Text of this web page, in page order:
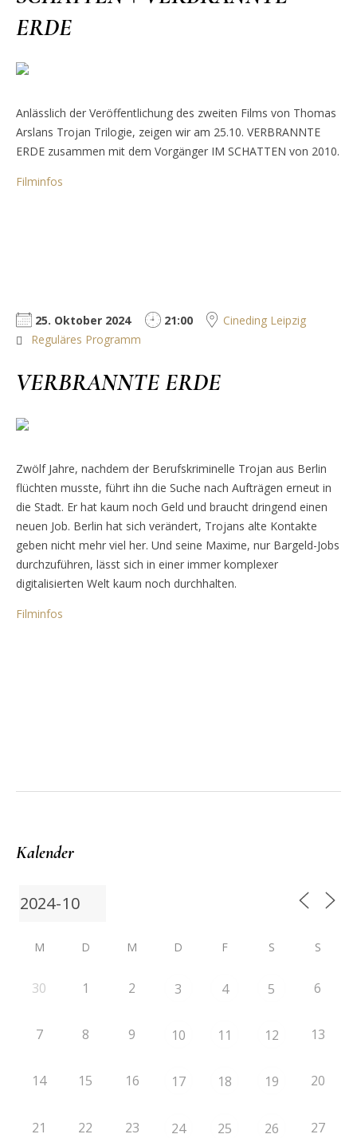
ERDE
Anlässlich der Veröffentlichung des zweiten Films von Thomas
Arslans Trojan Trilogie, zeigen wir am 25.10. VERBRANNTE
ERDE zusammen mit dem Vorgänger IM SCHATTEN von 2010.
Filminfos
25. Oktober 2024 21:00
Cineding Leipzig
Reguläres Programm
VERBRANNTE ERDE
Zwölf Jahre, nachdem der Berufskriminelle Trojan aus Berlin
flüchten musste, führt ihn die Suche nach Aufträgen erneut in
die Stadt. Er hat kaum noch Geld und braucht dringend einen
neuen Job. Berlin hat sich verändert, Trojans alte Kontakte
geben nicht mehr viel her. Und seine Maxime, nur Bargeld-Jobs
durchzuführen, lässt sich in einer immer komplexer
digitalisierten Welt kaum noch durchhalten.
Filminfos
Kalender
M D M D F S S
30 1 2 3 4 5 6
7 8 9 10 11 12 13
14 15 16 17 18 19 20
21 22 23 24 25 26 27